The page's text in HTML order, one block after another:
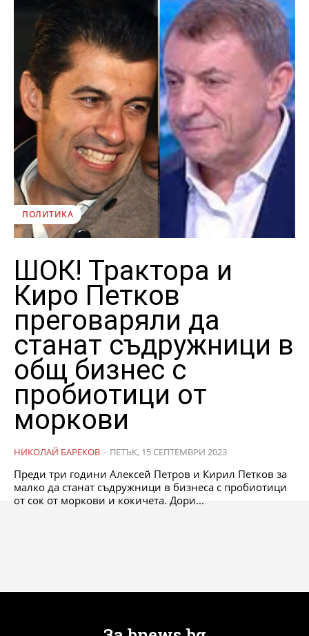
ПОЛИТИКА
ШОК! Трактора и
Киро Петков
преговаряли да
станат съдружници в
общ бизнес с
пробиотици от
моркови
НИКОЛАЙ БАРЕКОВ - ПЕТЪК, 15 СЕПТЕМВРИ 2023
Преди три години Алексей Петров и Кирил Петков за
малко да станат съдружници в бизнеса с пробиотици
от сок от моркови и кокичета. Дори...